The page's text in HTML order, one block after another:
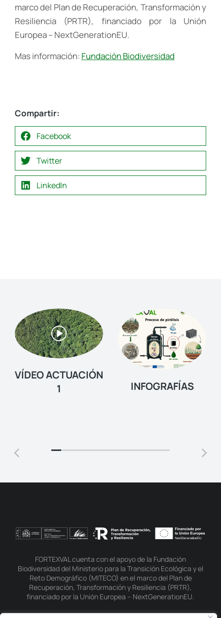
marco del Plan de Recuperación, Transformación y
Resiliencia (PRTR), financiado por la Unión
Europea – NextGenerationEU.
Mas información: Fundación Biodiversidad
Compartir:
Facebook
Twitter
LinkedIn
VÍDEO ACTUACIÓN
1
INFOGRAFÍAS
FORTEXVAL cuenta con el apoyo de la Fundación
Biodiversidad del Ministerio para la Transición Ecológica y el
Reto Demográfico (MITECO) en el marco del Plan de
Recuperación, Transformación y Resiliencia (PRTR),
financiado por la Unión Europea – NextGenerationEU.